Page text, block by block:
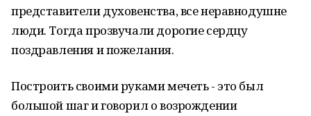
представители духовенства, все неравнодушне
люди. Тогда прозвучали дорогие сердцу
поздравления и пожелания.
Построить своими руками мечеть - это был
большой шаг и говорил о возрождении